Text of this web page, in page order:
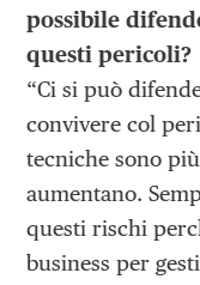
possibile
questi pericoli?
“Ci si può
convivere col
tecniche sono
aumentano.
questi rischi
business per